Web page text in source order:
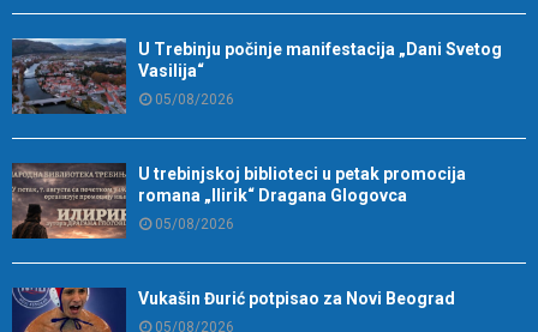
U Trebinju počinje manifestacija „Dani Svetog
Vasilija“
05/08/2026
U trebinjskoj biblioteci u petak promocija
romana „Ilirik“ Dragana Glogovca
05/08/2026
Vukašin Đurić potpisao za Novi Beograd
05/08/2026